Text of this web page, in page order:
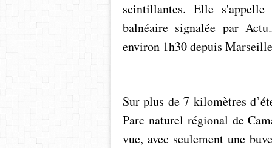
scintillantes. Elle
balnéaire signalée par
environ 1h30 depuis
Sur plus de 7 kilomètres
Parc naturel régional de
vue, avec seulement une